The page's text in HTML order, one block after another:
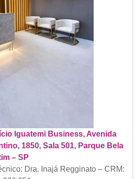
Iguatemi Business, Avenida
1850, Sala 501, Parque Bela
– SP
Dra. Inajá Regginato – CRM: